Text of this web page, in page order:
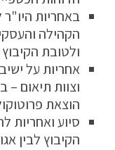
באחריות
הקהילה
ולטובת הקיבוץ
אחריות על
וצוות תיאום –
הוצאת
סיוע ואחריות
הקיבוץ לבין